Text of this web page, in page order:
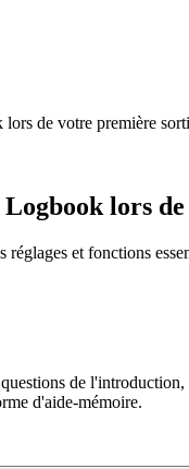
de votre première
lors
réglages et fonctions
de
d'aide-mémoire.